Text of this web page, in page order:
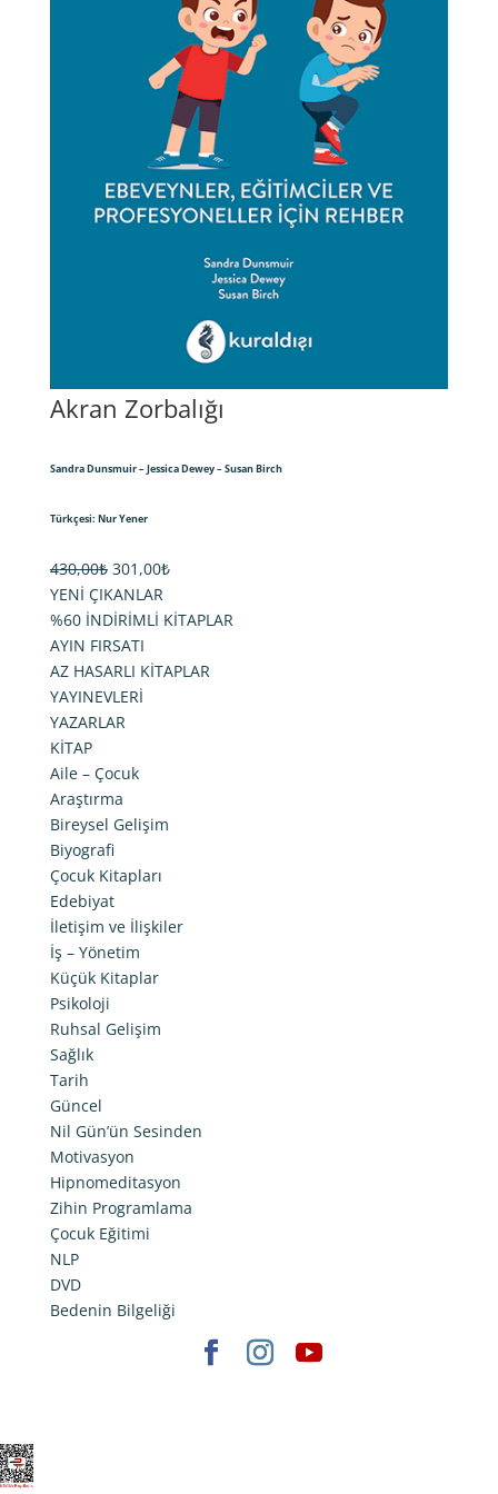
Akran Zorbalığı
Sandra Dunsmuir – Jessica Dewey – Susan Birch
Türkçesi: Nur Yener
430,00₺ Orijinal
fiyat:
430,00₺.
301,00₺Şu
fiyat:
YENİ ÇIKANLAR
%60 İNDİRİMLİ KİTAPLAR
AYIN FIRSATI
AZ HASARLI KİTAPLAR
YAYINEVLERİ
YAZARLAR
KİTAP
Aile – Çocuk
Araştırma
Bireysel Gelişim
Biyografi
Çocuk Kitapları
Edebiyat
İletişim ve İlişkiler
İş – Yönetim
Küçük Kitaplar
Psikoloji
Ruhsal Gelişim
Sağlık
Tarih
Güncel
Nil Gün’ün Sesinden
Motivasyon
Hipnomeditasyon
Zihin Programlama
Çocuk Eğitimi
NLP
DVD
Bedenin Bilgeliği